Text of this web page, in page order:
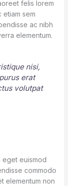
felis lorem
sem
ac nibh
elementum.
nisi,
erat
volutpat
eget euismod
commodo
elementum non